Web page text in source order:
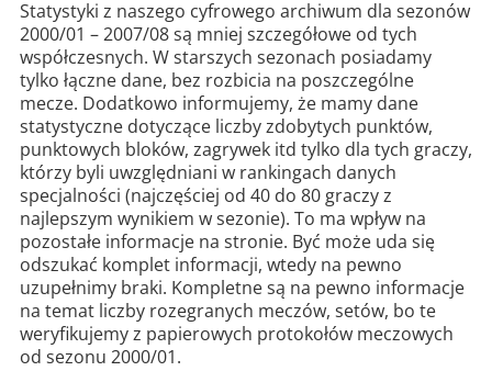
Statystyki z naszego cyfrowego archiwum dla sezonów
2000/01 – 2007/08 są mniej szczegółowe od tych
współczesnych. W starszych sezonach posiadamy
tylko łączne dane, bez rozbicia na poszczególne
mecze. Dodatkowo informujemy, że mamy dane
statystyczne dotyczące liczby zdobytych punktów,
punktowych bloków, zagrywek itd tylko dla tych graczy,
którzy byli uwzględniani w rankingach danych
specjalności (najczęściej od 40 do 80 graczy z
najlepszym wynikiem w sezonie). To ma wpływ na
pozostałe informacje na stronie. Być może uda się
odszukać komplet informacji, wtedy na pewno
uzupełnimy braki. Kompletne są na pewno informacje
na temat liczby rozegranych meczów, setów, bo te
weryfikujemy z papierowych protokołów meczowych
od sezonu 2000/01.